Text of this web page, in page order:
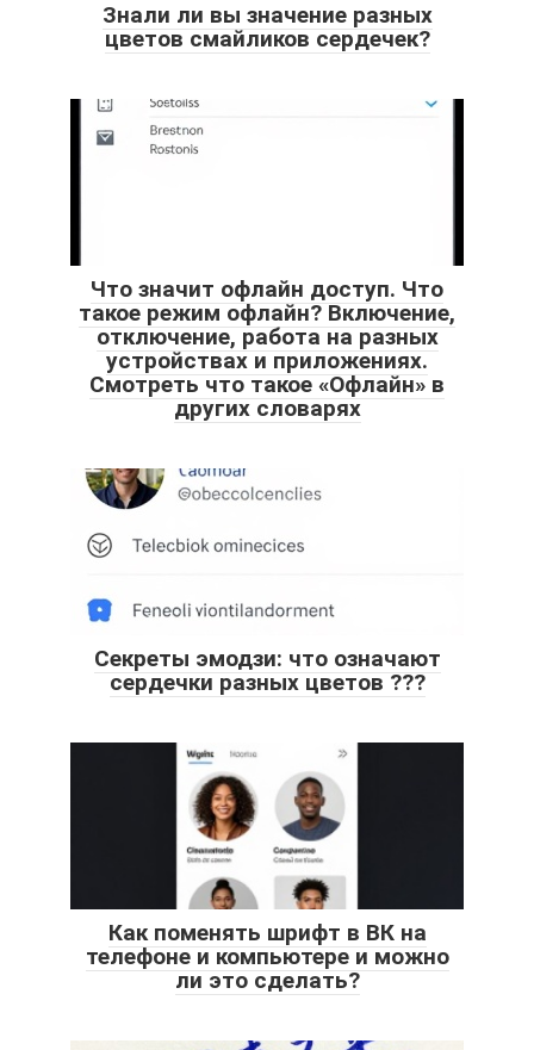
Знали ли вы значение разных
цветов смайликов сердечек?
Что значит офлайн доступ. Что
такое режим офлайн? Включение,
отключение, работа на разных
устройствах и приложениях.
Смотреть что такое «Офлайн» в
других словарях
Секреты эмодзи: что означают
сердечки разных цветов ???
Как поменять шрифт в ВК на
телефоне и компьютере и можно
ли это сделать?